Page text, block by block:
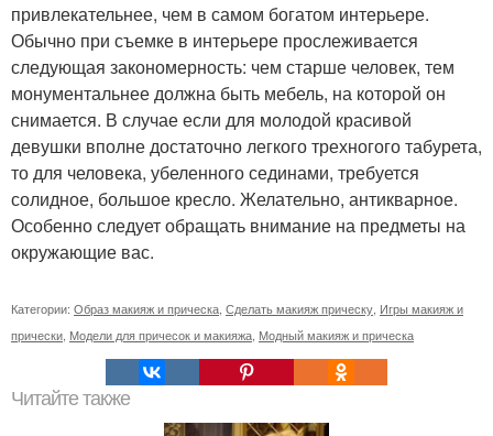
привлекательнее, чем в самом богатом интерьере.
Обычно при съемке в интерьере прослеживается
следующая закономерность: чем старше человек, тем
монументальнее должна быть мебель, на которой он
снимается. В случае если для молодой красивой
девушки вполне достаточно легкого трехногого табурета,
то для человека, убеленного сединами, требуется
солидное, большое кресло. Желательно, антикварное.
Особенно следует обращать внимание на предметы на
окружающие вас.
Категории: Образ макияж и прическа Сделать макияж прическу Игры макияж и
прически Модели для причесок и макияжа Модный макияж и прическа
Читайте также